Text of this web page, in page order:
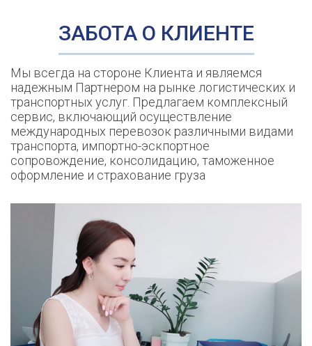
ЗАБОТА О КЛИЕНТЕ
Мы всегда на стороне Клиента и являемся
надежным Партнером на рынке логистических и
транспортных услуг. Предлагаем комплексный
сервис, включающий осуществление
международных перевозок различными видами
транспорта, импортно-эскпортное
сопровождение, консолидацию, таможенное
оформление и страхование груза